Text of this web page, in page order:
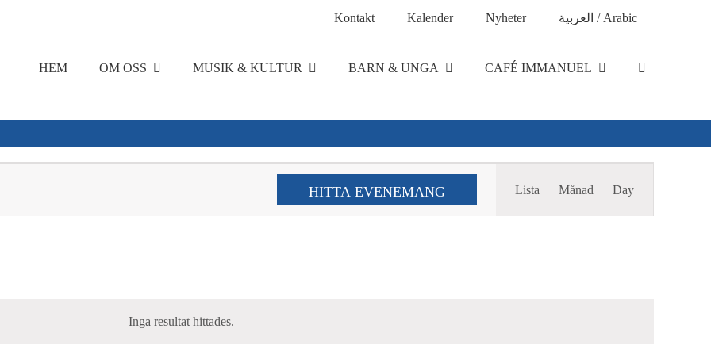
Kontakt Kalender Nyheter العربية / Arabic
HEM OM OSS MUSIK & KULTUR BARN & UNGA CAFÉ IMMANUEL
Notice
Inga resultat hittades.
HITTA EVENEMANG
Views
Navigation
Lista Månad Day